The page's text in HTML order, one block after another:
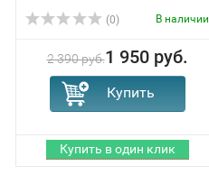
(0) В наличии
2 390 руб.1 950 руб.